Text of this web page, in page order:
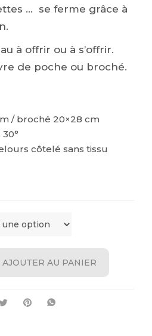
… se ferme grâce à
à offrir ou à s’offrir.
de poche ou broché.
/ broché 20×28 cm
côtelé sans tissu
AJOUTER AU PANIER